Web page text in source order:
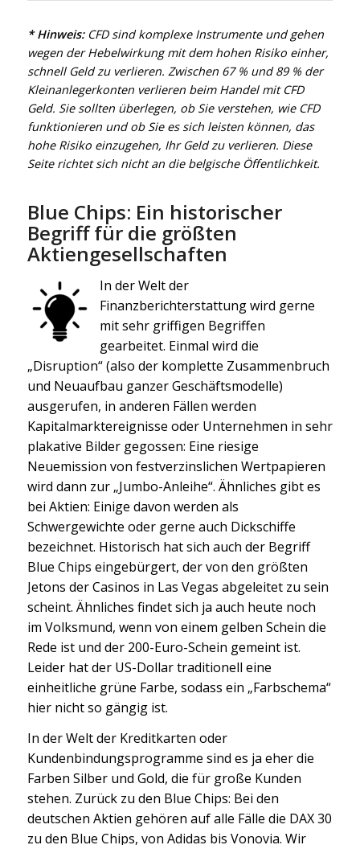
* Hinweis: CFD sind komplexe Instrumente und gehen
wegen der Hebelwirkung mit dem hohen Risiko einher,
schnell Geld zu verlieren. Zwischen 67 % und 89 % der
Kleinanlegerkonten verlieren beim Handel mit CFD
Geld. Sie sollten überlegen, ob Sie verstehen, wie CFD
funktionieren und ob Sie es sich leisten können, das
hohe Risiko einzugehen, Ihr Geld zu verlieren. Diese
Seite richtet sich nicht an die belgische Öffentlichkeit.
Blue Chips: Ein historischer
Begriff für die größten
Aktiengesellschaften
In der Welt der
Finanzberichterstattung wird gerne
mit sehr griffigen Begriffen
gearbeitet. Einmal wird die
„Disruption“ (also der komplette Zusammenbruch
und Neuaufbau ganzer Geschäftsmodelle)
ausgerufen, in anderen Fällen werden
Kapitalmarktereignisse oder Unternehmen in sehr
plakative Bilder gegossen: Eine riesige
Neuemission von festverzinslichen Wertpapieren
wird dann zur „Jumbo-Anleihe“. Ähnliches gibt es
bei Aktien: Einige davon werden als
Schwergewichte oder gerne auch Dickschiffe
bezeichnet. Historisch hat sich auch der Begriff
Blue Chips eingebürgert, der von den größten
Jetons der Casinos in Las Vegas abgeleitet zu sein
scheint. Ähnliches findet sich ja auch heute noch
im Volksmund, wenn von einem gelben Schein die
Rede ist und der 200-Euro-Schein gemeint ist.
Leider hat der US-Dollar traditionell eine
einheitliche grüne Farbe, sodass ein „Farbschema“
hier nicht so gängig ist.
In der Welt der Kreditkarten oder
Kundenbindungsprogramme sind es ja eher die
Farben Silber und Gold, die für große Kunden
stehen. Zurück zu den Blue Chips: Bei den
deutschen Aktien gehören auf alle Fälle die DAX 30
zu den Blue Chips, von Adidas bis Vonovia. Wir